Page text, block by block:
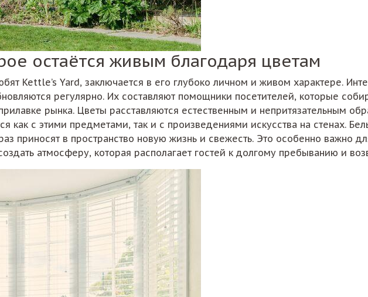
остаётся живым благодаря цветам
Kettle’s Yard, заключается в его глубоко личном и живом характере.
регулярно. Их составляют помощники посетителей, которые
рынка. Цветы расставляются естественным и непритязательным
как с этими предметами, так и с произведениями искусства на стенах.
приносят в пространство новую жизнь и свежесть. Это особенно важно
атмосферу, которая располагает гостей к долгому пребыванию и